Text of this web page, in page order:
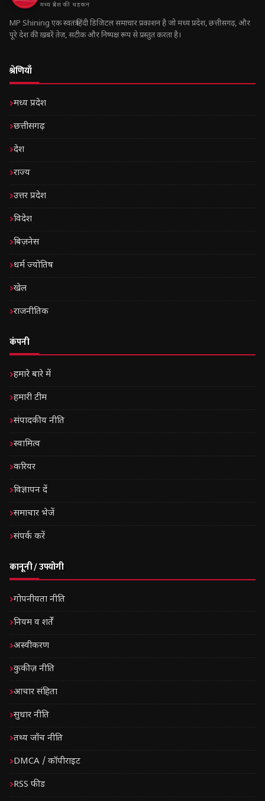
मध्य प्रदेश की धड़कन
MP Shining एक स्वतंत्र हिंदी डिजिटल समाचार प्रकाशन है जो मध्य प्रदेश, छत्तीसगढ़, और
पूरे देश की ख़बरें तेज़, सटीक और निष्पक्ष रूप से प्रस्तुत करता है।
श्रेणियाँ
मध्य प्रदेश
छत्तीसगढ़
देश
राज्य
उत्तर प्रदेश
विदेश
बिज़नेस
धर्म ज्योतिष
खेल
राजनीतिक
कंपनी
हमारे बारे में
हमारी टीम
संपादकीय नीति
स्वामित्व
करियर
विज्ञापन दें
समाचार भेजें
संपर्क करें
कानूनी / उपयोगी
गोपनीयता नीति
नियम व शर्तें
अस्वीकरण
कुकीज़ नीति
आचार संहिता
सुधार नीति
तथ्य जाँच नीति
DMCA / कॉपीराइट
RSS फीड